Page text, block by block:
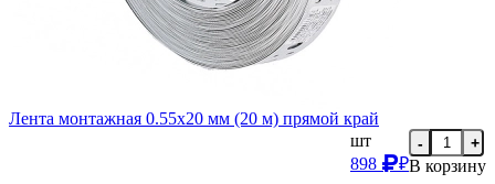
Лента монтажная 0.55х20 мм (20 м) прямой край
шт
898
₽
- +
В корзину